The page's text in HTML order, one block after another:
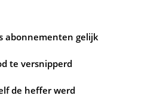
abonnementen gelijk
te versnipperd
de heffer werd